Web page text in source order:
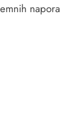
napora